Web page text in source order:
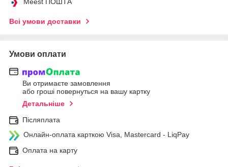
Всі умови доставки
Умови оплати
Ви отримаєте замовлення
або гроші повернуться на вашу картку
Детальніше
Післяплата
Онлайн-оплата карткою Visa, Mastercard - LiqPay
Оплата на карту